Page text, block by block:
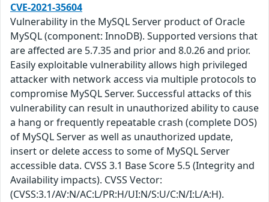
CVE-2021-35604
Vulnerability in the MySQL Server product of Oracle
MySQL (component: InnoDB). Supported versions that
are affected are 5.7.35 and prior and 8.0.26 and prior.
Easily exploitable vulnerability allows high privileged
attacker with network access via multiple protocols to
compromise MySQL Server. Successful attacks of this
vulnerability can result in unauthorized ability to cause
a hang or frequently repeatable crash (complete DOS)
of MySQL Server as well as unauthorized update,
insert or delete access to some of MySQL Server
accessible data. CVSS 3.1 Base Score 5.5 (Integrity and
Availability impacts). CVSS Vector:
(CVSS:3.1/AV:N/AC:L/PR:H/UI:N/S:U/C:N/I:L/A:H).